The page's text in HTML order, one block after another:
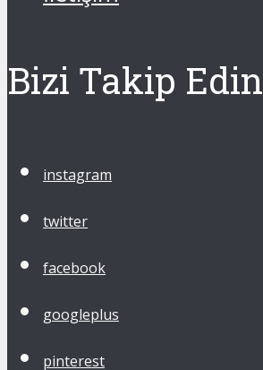
Bizi Takip Edin
instagram
twitter
facebook
googleplus
pinterest